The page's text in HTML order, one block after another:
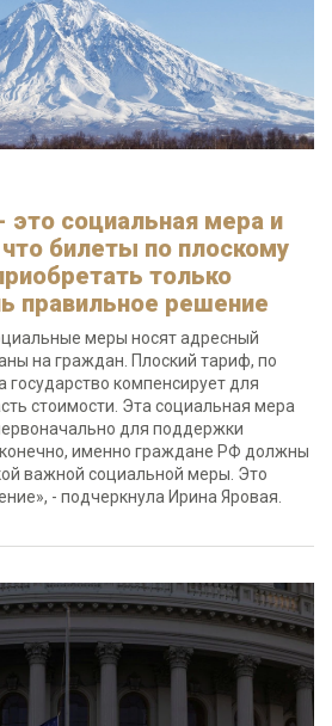
это социальная мера и
билеты по плоскому
только
правильное решение
меры носят адресный
на граждан. Плоский тариф, по
государство компенсирует для
стоимости. Эта социальная мера
для поддержки
именно граждане РФ должны
важной социальной меры. Это
- подчеркнула Ирина Яровая.